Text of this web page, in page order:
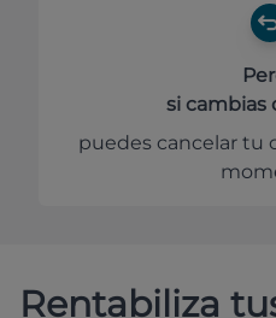
si cambias
puedes cancelar tu
Rentabiliza